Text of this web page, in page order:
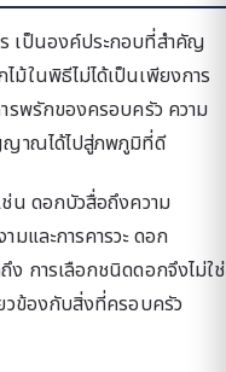
เป็นองค์ประกอบที่สำคัญ
ในพิธีไม่ได้เป็นเพียงการ
รพรักของครอบครัว ความ
ญาณได้ไปสู่ภพภูมิที่ดี
น ดอกบัวสื่อถึงความ
มและการคารวะ ดอก
ง การเลือกชนิดดอกจึงไม่ใช่
วข้องกับสิ่งที่ครอบครัว